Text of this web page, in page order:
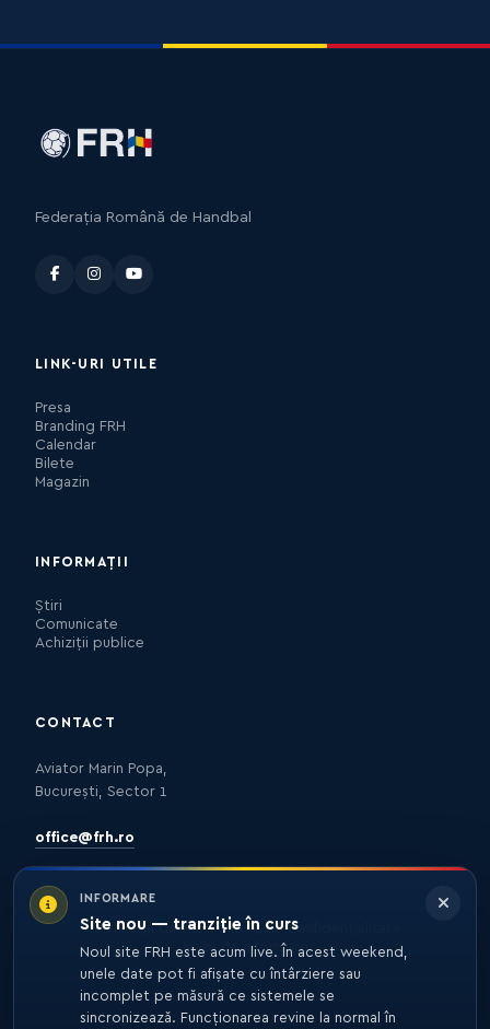
INFORMARE
Site nou — tranziție în curs
Noul site FRH este acum live. În acest weekend,
unele date pot fi afișate cu întârziere sau
incomplet pe măsură ce sistemele se
sincronizează. Funcționarea revine la normal în
Federația Română de Handbal
LINK-URI UTILE
Presa
Branding FRH
Calendar
Bilete
Magazin
INFORMAȚII
Știri
Comunicate
Achiziții publice
CONTACT
Aviator Marin Popa,
București, Sector 1
office@frh.ro
Protecția datelorPolitica de confidențialitate
Nota de informare
© 2026 FRH. TOATE DREPTURILE REZERVATE.